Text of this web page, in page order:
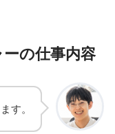
の仕事内容
す。